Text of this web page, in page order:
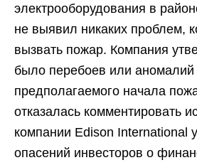
электрооборудования в
не выявил никаких проблем,
вызвать пожар. Компания
было перебоев или
предполагаемого начала
отказалась комментировать
компании Edison International
опасений инвесторов о